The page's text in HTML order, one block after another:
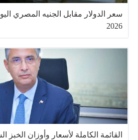
2026
القائمة الكاملة لأسعار وأوزان الخبز